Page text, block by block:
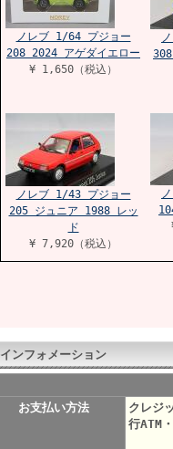
ノレブ 1/64 プジョー
208 2024 アゲダイエロー
¥ 1,650（税込）
ノレブ 1/43 プジョー
205 ジュニア 1988 レッ
ド
¥ 7,920（税込）
インフォメーション
お支払い方法
クレジ
行ATM